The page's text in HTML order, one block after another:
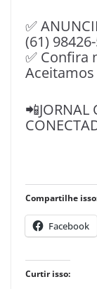
✅
(61)
✅ Confira
📲JORNAL
Compartilhe
Facebook
Curtir isso: